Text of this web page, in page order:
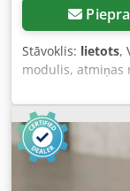
Stāvoklis: lietots,
modulis, atmiņas
modulis,
modulis, analoga
Ražotājs:
-Tips: 6ES5 464-
gabals pieejams
mm -Svars: 0,2